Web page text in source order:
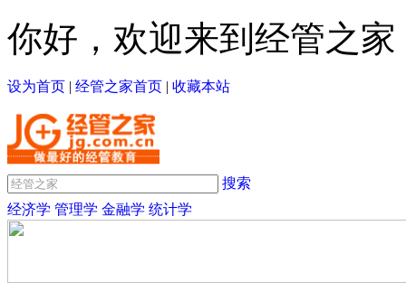
你好，欢迎来到经管之家
设为首页 | 经管之家首页 | 收藏本站
搜索
经济学 管理学 金融学 统计学